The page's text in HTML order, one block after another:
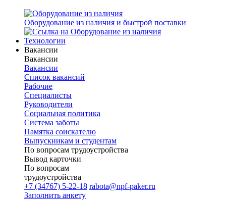
Оборудование из наличия и быстрой поставки
Технологии
Вакансии
Вакансии
Вакансии
Список вакансий
Рабочие
Специалисты
Руководители
Cоциальная политика
Система заботы
Памятка соискателю
Выпускникам и студентам
По вопросам трудоустройства
Вывод карточки
По вопросам
трудоустройства
+7 (34767) 5-22-18 rabota@npf-paker.ru
Заполнить анкету